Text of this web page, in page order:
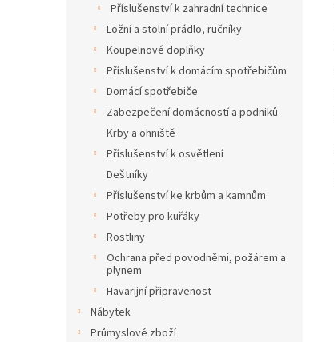
Příslušenství k zahradní technice
Ložní a stolní prádlo, ručníky
Koupelnové doplňky
Příslušenství k domácím spotřebičům
Domácí spotřebiče
Zabezpečení domácností a podniků
Krby a ohniště
Příslušenství k osvětlení
Deštníky
Příslušenství ke krbům a kamnům
Potřeby pro kuřáky
Rostliny
Ochrana před povodněmi, požárem a
plynem
Havarijní připravenost
Nábytek
Průmyslové zboží